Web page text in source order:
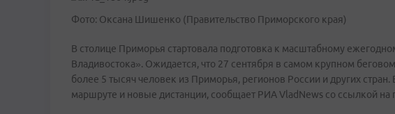
Фото: Оксана Шишенко (Правительство Приморского края)
В столице Приморья стартовала подготовка к масштабному
Владивостока». Ожидается, что 27 сентября в самом крупном
более 5 тысяч человек из Приморья, регионов России и других
маршруте и новые дистанции, сообщает РИА VladNews со ссылкой на